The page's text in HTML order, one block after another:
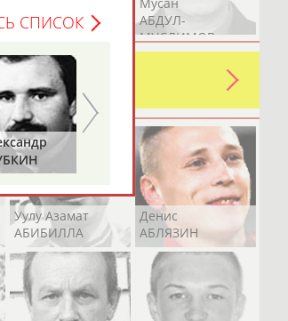
АБДУЛЛИН
АБДУЛ-
МУСЛИМОВ
в уже
Уулу Азамат
АБИБИЛЛА
Денис
АБЛЯЗИН
ХАМИТОВА))
СПИСОК